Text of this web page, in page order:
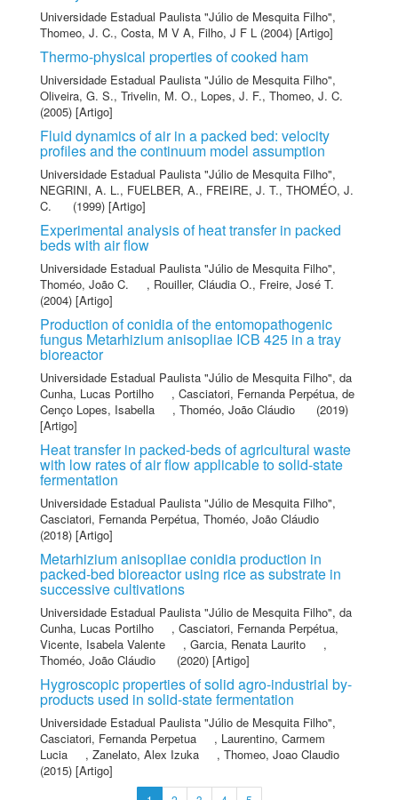
Universidade Estadual Paulista "Júlio de Mesquita Filho",
Thomeo, J. C., Costa, M V A, Filho, J F L (2004) [Artigo]
Thermo-physical properties of cooked ham
Universidade Estadual Paulista "Júlio de Mesquita Filho",
Oliveira, G. S., Trivelin, M. O., Lopes, J. F., Thomeo, J. C.
(2005) [Artigo]
Fluid dynamics of air in a packed bed: velocity
profiles and the continuum model assumption
Universidade Estadual Paulista "Júlio de Mesquita Filho",
NEGRINI, A. L., FUELBER, A., FREIRE, J. T., THOMÉO, J.
C.
(1999) [Artigo]
Experimental analysis of heat transfer in packed
beds with air flow
Universidade Estadual Paulista "Júlio de Mesquita Filho",
Thoméo, João C.
, Rouiller, Cláudia O., Freire, José T.
(2004) [Artigo]
Production of conidia of the entomopathogenic
fungus Metarhizium anisopliae ICB 425 in a tray
bioreactor
Universidade Estadual Paulista "Júlio de Mesquita Filho", da
Cunha, Lucas Portilho
, Casciatori, Fernanda Perpétua, de
Cenço Lopes, Isabella
, Thoméo, João Cláudio
(2019)
[Artigo]
Heat transfer in packed-beds of agricultural waste
with low rates of air flow applicable to solid-state
fermentation
Universidade Estadual Paulista "Júlio de Mesquita Filho",
Casciatori, Fernanda Perpétua, Thoméo, João Cláudio
(2018) [Artigo]
Metarhizium anisopliae conidia production in
packed-bed bioreactor using rice as substrate in
successive cultivations
Universidade Estadual Paulista "Júlio de Mesquita Filho", da
Cunha, Lucas Portilho
, Casciatori, Fernanda Perpétua,
Vicente, Isabela Valente
, Garcia, Renata Laurito
,
Thoméo, João Cláudio
(2020) [Artigo]
Hygroscopic properties of solid agro-industrial by-
products used in solid-state fermentation
Universidade Estadual Paulista "Júlio de Mesquita Filho",
Casciatori, Fernanda Perpetua
, Laurentino, Carmem
Lucia
, Zanelato, Alex Izuka , Thomeo, Joao Claudio
(2015) [Artigo]